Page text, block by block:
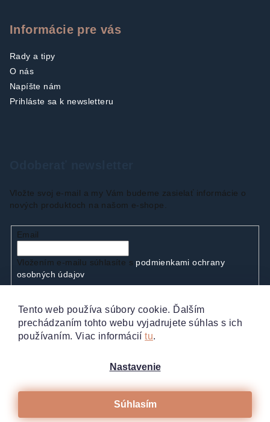
Tento web používa súbory cookie. Ďalším
prechádzaním tohto webu vyjadrujete súhlas s ich
používaním. Viac informáciítu.
Nastavenie
Súhlasím
Informácie pre vás
Rady a tipy
O nás
Napíšte nám
Prihláste sa k newsletteru
Vložte svoj e-mail a my Vám budeme zasielať informácie o
nových produktoch na našom e-shope.
Email
Vložením e-mailu súhlasíte s podmienkami ochrany
osobných údajov
Prihlásiť sa